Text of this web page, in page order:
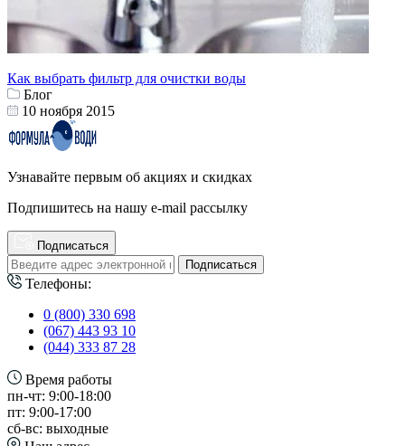
Как выбрать фильтр для очистки воды
Блог
10 ноября 2015
Узнавайте первым об акциях и скидках
Подпишитесь на нашу e-mail рассылку
Подписаться
Подписаться
Телефоны:
0 (800) 330 698
(067) 443 93 10
(044) 333 87 28
Время работы
пн-чт: 9:00-18:00
пт: 9:00-17:00
сб-вс: выходные